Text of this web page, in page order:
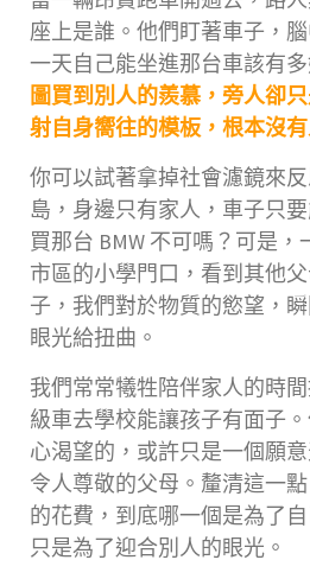
座上是誰。他們盯著車子，
一天自己能坐進那台車該有多
圖買到別人的羨慕，旁人卻
射自身嚮往的模板，根本沒
你可以試著拿掉社會濾鏡來
島，身邊只有家人，車子只
買那台 BMW 不可嗎？可是
市區的小學門口，看到其他
子，我們對於物質的慾望，
眼光給扭曲。
我們常常犧牲陪伴家人的時
級車去學校能讓孩子有面子
心渴望的，或許只是一個願
令人尊敬的父母。釐清這一
的花費，到底哪一個是為了
只是為了迎合別人的眼光。